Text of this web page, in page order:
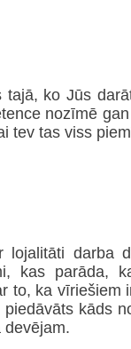
ko Jūs
nozīmē
tev tas viss
darba
kas parāda,
to, ka vīriešiem
kāds
devējam.